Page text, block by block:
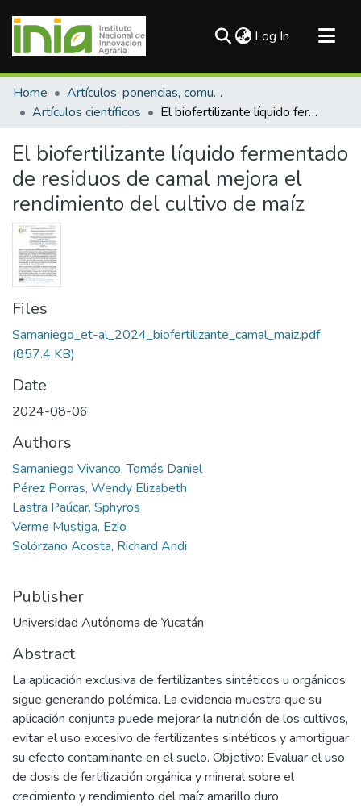
Log In (current)
Communities & Collections
All of DSpace
Home
Artículos, ponencias, comunicaciones en congresos
Artículos científicos
El biofertilizante líquido fermentado de residuos de camal mejora el rendimiento del cultivo de maíz
El biofertilizante líquido fermentado
de residuos de camal mejora el
rendimiento del cultivo de maíz
Files
Samaniego_et-al_2024_biofertilizante_camal_maiz.pdf
(857.4 KB)
Date
2024-08-06
Authors
Samaniego Vivanco, Tomás Daniel
Pérez Porras, Wendy Elizabeth
Lastra Paúcar, Sphyros
Verme Mustiga, Ezio
Solórzano Acosta, Richard Andi
Publisher
Universidad Autónoma de Yucatán
Abstract
La aplicación exclusiva de fertilizantes sintéticos u orgánicos
sigue generando polémica. La evidencia muestra que su
aplicación conjunta puede mejorar la nutrición de los cultivos,
evitar el uso excesivo de fertilizantes sintéticos y amortiguar
su efecto contaminante en el suelo. Objetivo: Evaluar el uso
de dosis de fertilización orgánica y mineral sobre el
crecimiento y rendimiento del maíz amarillo duro